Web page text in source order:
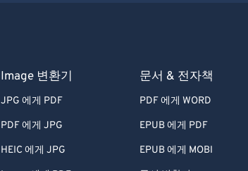
Image 변환기
JPG 에게 PDF
PDF 에게 JPG
HEIC 에게 JPG
문서 & 전자책
PDF 에게 WORD
EPUB 에게 PDF
EPUB 에게 MOBI